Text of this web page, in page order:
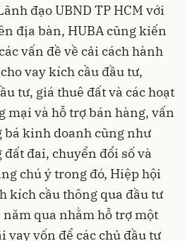
đạo UBND TP HCM với
địa bàn, HUBA cũng kiến
vấn đề về cải cách hành
vay kích cầu đầu tư,
tư, giá thuê đất và các hoạt
mại và hỗ trợ bán hàng, vấn
bá kinh doanh cũng như
đai, chuyển đổi số và
chú ý trong đó, Hiệp hội
kích cầu thông qua đầu tư
qua nhằm hỗ trợ một
vay vốn để các chủ đầu tư